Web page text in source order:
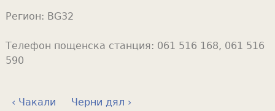
Регион: BG32
Телефон пощенска станция: 061 516 168, 061 516
590
‹ Чакали Черни дял ›